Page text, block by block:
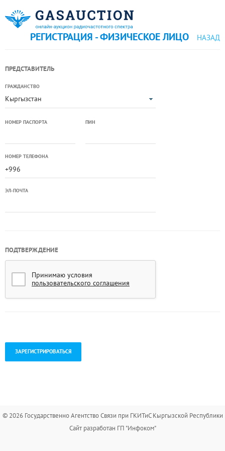
РЕГИСТРАЦИЯ - ФИЗИЧЕСКОЕ ЛИЦО НАЗАД
ПРЕДСТАВИТЕЛЬ
ГРАЖДАНСТВО
Кыргызстан
НОМЕР ПАСПОРТА ПИН
НОМЕР ТЕЛЕФОНА
ЭЛ-ПОЧТА
ПОДТВЕРЖДЕНИЕ
Принимаю условия
пользовательского соглашения
© 2026 Государственно Агентство Связи при ГКИТиС Кыргызской Республики
Сайт разработан ГП "Инфоком"